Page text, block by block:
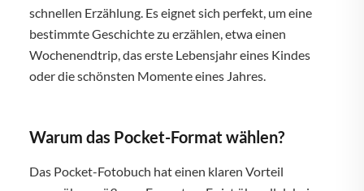
schnellen Erzählung. Es eignet sich perfekt, um eine
bestimmte Geschichte zu erzählen, etwa einen
Wochenendtrip, das erste Lebensjahr eines Kindes
oder die schönsten Momente eines Jahres.
Warum das Pocket-Format wählen?
Das Pocket-Fotobuch hat einen klaren Vorteil